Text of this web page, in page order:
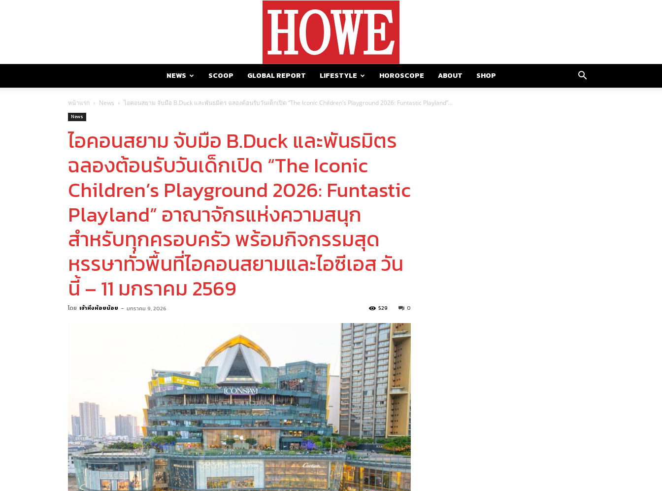
NEWS SCOOP GLOBAL REPORT LIFESTYLE HOROSCOPE ABOUT SHOP
หน้าแรก News ไอคอนสยาม จับมือ B.Duck และพันธมิตร ฉลองต้อนรับวันเด็กเปิด “The Iconic Children’s Playground 2026: Funtastic Playland”...
News
ไอคอนสยาม จับมือ B.Duck และพันธมิตร
ฉลองต้อนรับวันเด็กเปิด “The Iconic
Children’s Playground 2026: Funtastic
Playland” อาณาจักรแห่งความสนุก
สำหรับทุกครอบครัว พร้อมกิจกรรมสุด
หรรษาทั่วพื้นที่ไอคอนสยามและไอซีเอส วัน
นี้ – 11 มกราคม 2569
โดย เจ้าหิ่งห้อยน้อย - มกราคม 9, 2026 0
529